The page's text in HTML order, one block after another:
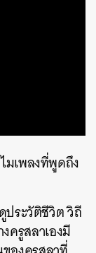
มเพลงที่พูดถึง
ระวัติชีวิต วิถี
ครูสลาเองมี